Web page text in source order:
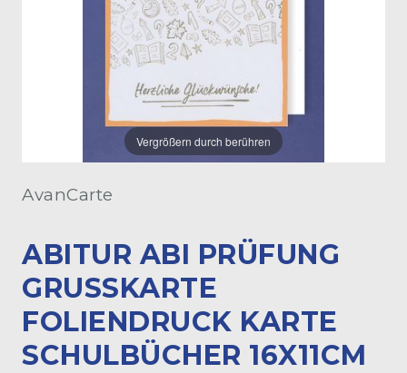
Vergrößern durch berühren
AvanCarte
ABITUR ABI PRÜFUNG
GRUSSKARTE F
OLIENDRUCK KARTE S
CHULBÜCHER 16X11CM